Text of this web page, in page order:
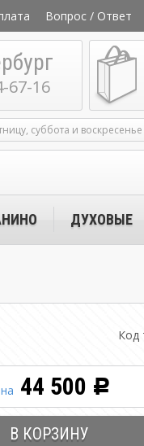
Вопрос / Ответ
67-16
суббота и
ДУХОВЫЕ
Код
44 500 Р